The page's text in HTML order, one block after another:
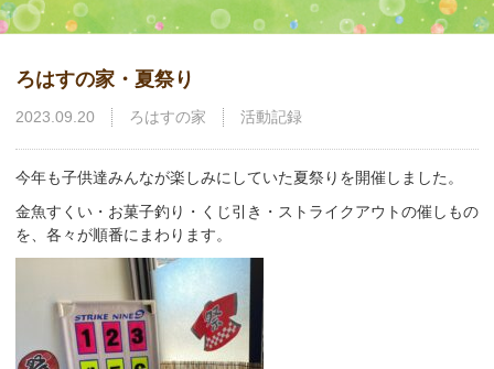
ろはすの家・夏祭り
2023.09.20 ろはすの家 活動記録
今年も子供達みんなが楽しみにしていた夏祭りを開催しました。
金魚すくい・お菓子釣り・くじ引き・ストライクアウトの催しもの
を、各々が順番にまわります。